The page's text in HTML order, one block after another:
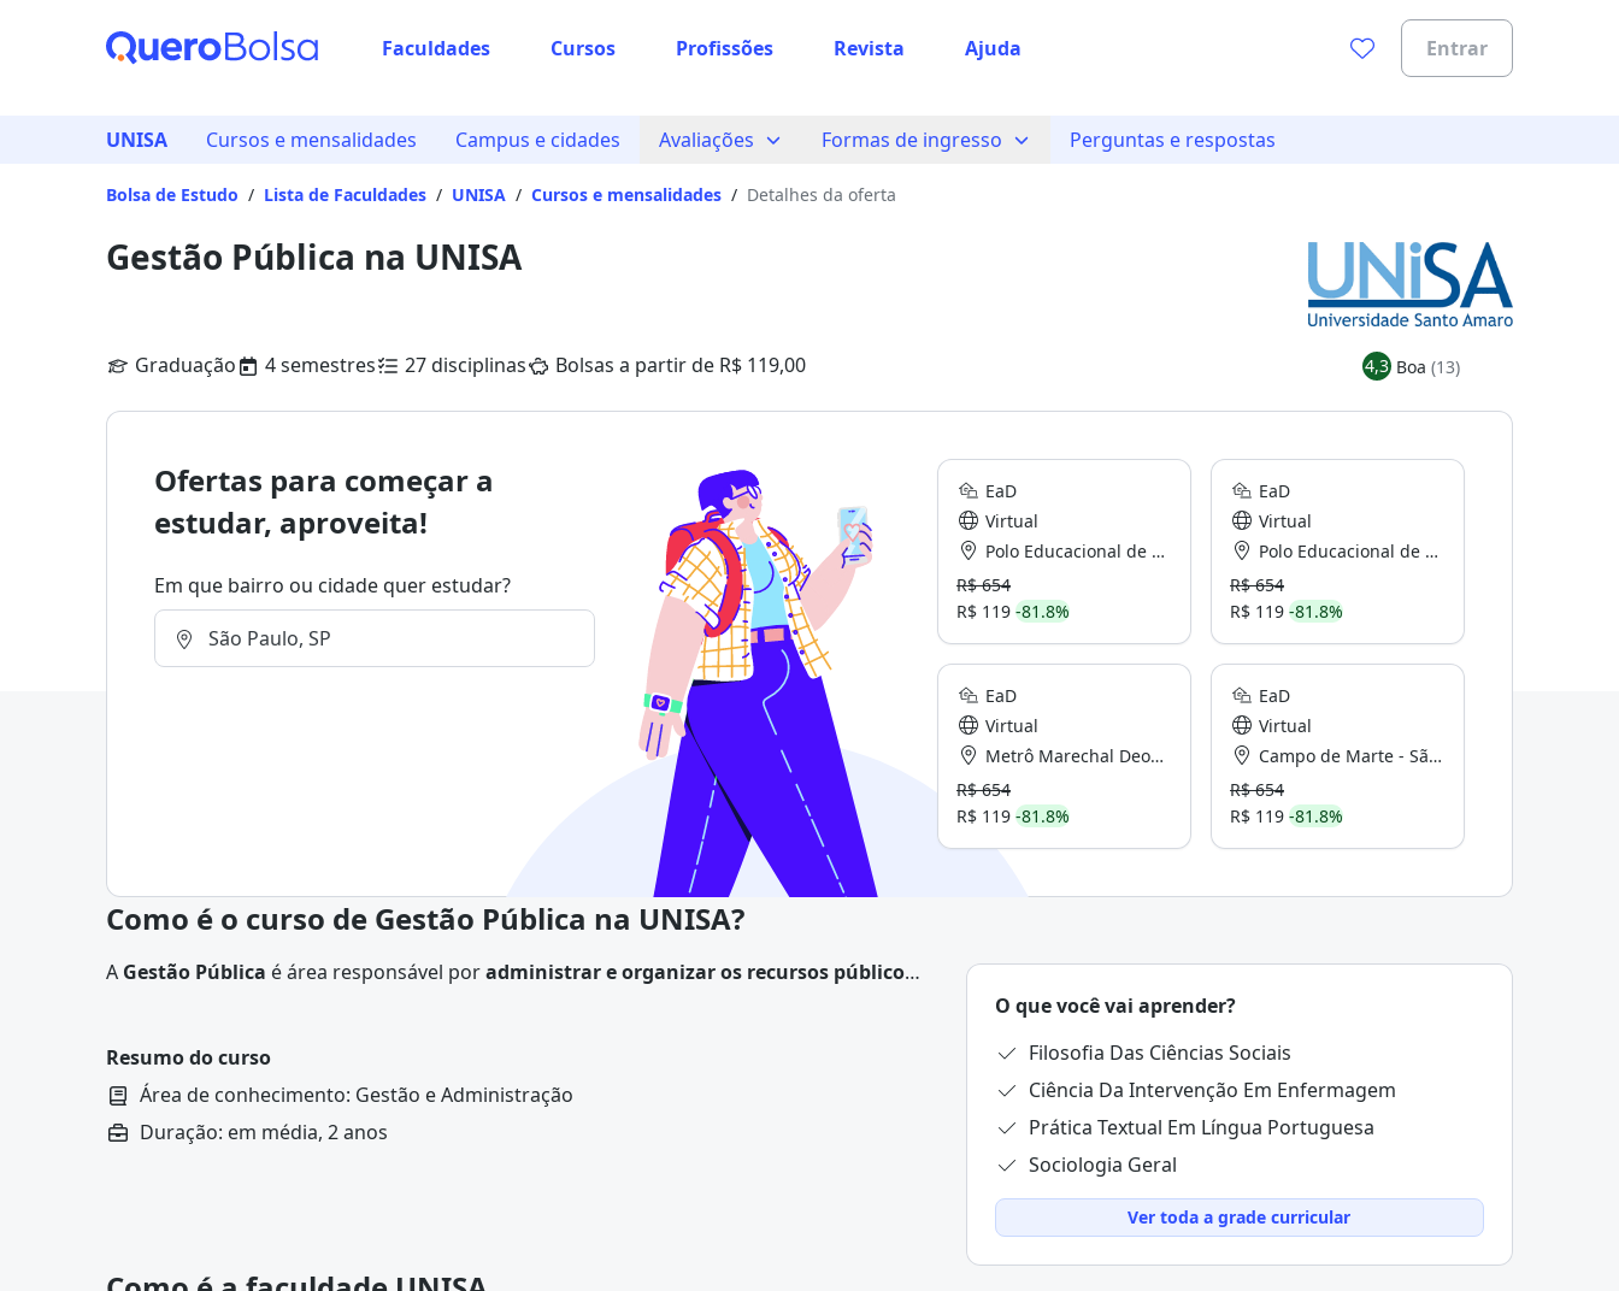
Faculdades Cursos Profissões Revista Ajuda Entrar
UNISA Cursos e mensalidades Campus e cidades Avaliações Formas de ingresso Perguntas e respostas
Bolsa de Estudo / Lista de Faculdades / UNISA / Cursos e mensalidades / Detalhes da oferta
Gestão Pública na UNISA
Graduação 4 semestres 27 disciplinas Bolsas a partir de R$ 119,00 4,3 Boa (13)
Ofertas para começar a
estudar, aproveita!
Em que bairro ou cidade quer estudar?
EaD
Virtual
Polo Educacional de Metrô Liberdade - São Paulo
R$ 654
R$ 119 -81.8%
EaD
Virtual
Polo Educacional de São Paulo - Paulista
R$ 654
R$ 119 -81.8%
EaD
Virtual
Metrô Marechal Deodoro - São Paulo
R$ 654
R$ 119 -81.8%
EaD
Virtual
Campo de Marte - São Paulo
R$ 654
R$ 119 -81.8%
Como é o curso de Gestão Pública na UNISA?
A Gestão Pública é área responsável poradministrar e organizar os recursos públicos
Resumo do curso
Área de conhecimento: Gestão e Administração
Duração: em média, 2 anos
O que você vai aprender?
Filosofia Das Ciências Sociais
Ciência Da Intervenção Em Enfermagem
Prática Textual Em Língua Portuguesa
Sociologia Geral
Ver toda a grade curricular